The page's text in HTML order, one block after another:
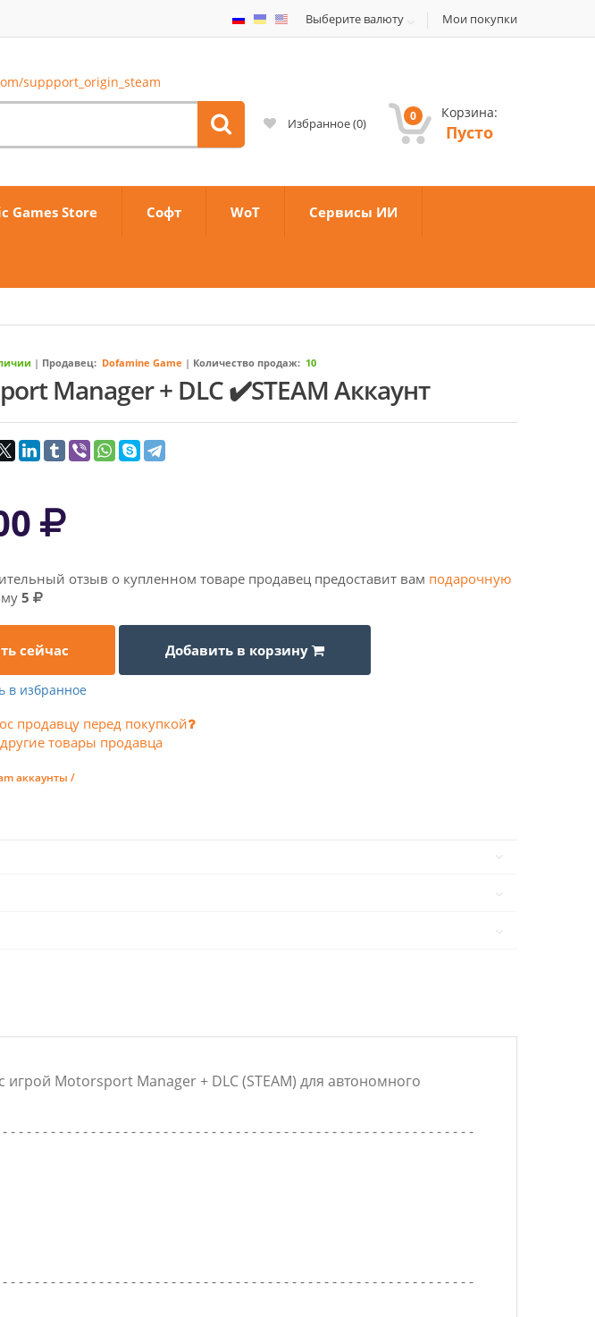
Выберите валюту Мои покупки
suppport_origin_steam
Избранное(0) 0 Корзина:
Пусто
Games Store Софт WoT Сервисы ИИ
| Продавец: Dofamine Game | Количество продаж: 10
Manager + DLC ✔️STEAM Аккаунт
отзыв о купленном товаре продавец предоставит вам подарочную
5
сейчас Добавить в корзину
в избранное
продавцу перед покупкой
товары продавца
аккаунты /
Motorsport Manager + DLC (STEAM) для автономного
- - - - - - - - - - - - - - - - - - - - - - - - - - - - - - - - - - - - - - - - - - - - - - - - - - - - - - - - -
- - - - - - - - - - - - - - - - - - - - - - - - - - - - - - - - - - - - - - - - - - - - - - - - - - - - - - - - -